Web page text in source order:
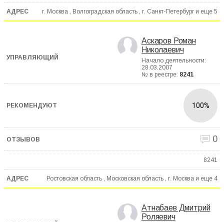
г. Москва , Волгоградская область , г. Санкт-Петербург и еще 5
Аскаров Роман
Николаевич
Начало деятельности:
28.03.2007
№ в реестре: 8241
100%
0
8241
Ростовская область , Московская область , г. Москва и еще 4
Атнабаев Дмитрий
Роляевич